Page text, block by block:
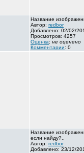
Название
Автор: redbor
Добавлено: 02/02/
Просмотров: 4257
Оценка: не оценено
Комментарии: 0
Название
если найду?..
Автор: redbor
Добавлено: 23/12/